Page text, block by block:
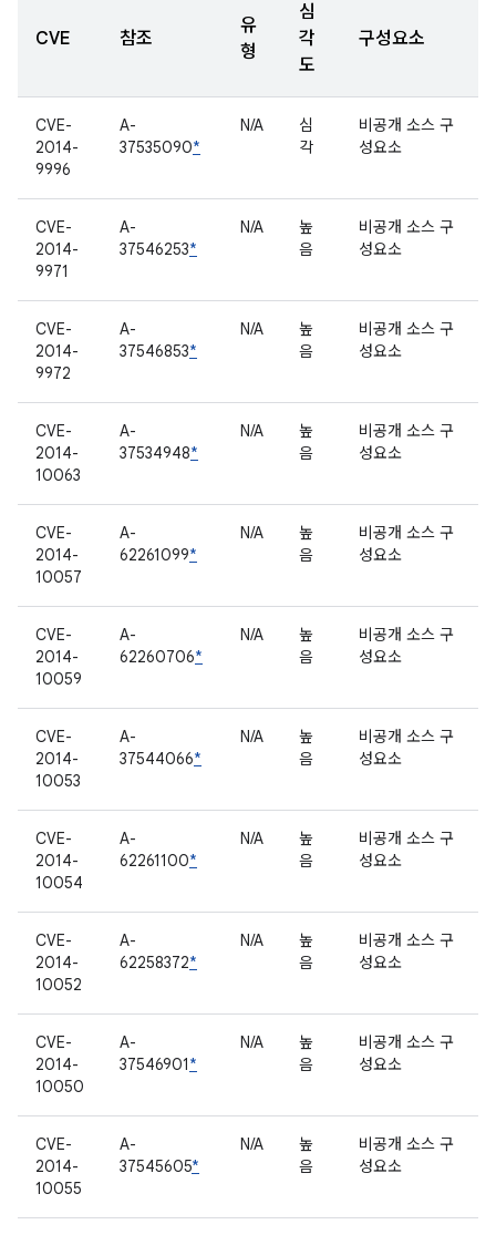
CVE 참조
유
형
심
각
도
구성요소
CVE-
2014-
9996
A-
37535090*
N/A
심
각
비공개 소스 구
성요소
CVE-
2014-
9971
A-
37546253*
N/A
높
음
비공개 소스 구
성요소
CVE-
2014-
9972
A-
37546853*
N/A
높
음
비공개 소스 구
성요소
CVE-
2014-
10063
A-
37534948*
N/A
높
음
비공개 소스 구
성요소
CVE-
2014-
10057
A-
62261099*
N/A
높
음
비공개 소스 구
성요소
CVE-
2014-
10059
A-
62260706*
N/A
높
음
비공개 소스 구
성요소
CVE-
2014-
10053
A-
37544066*
N/A
높
음
비공개 소스 구
성요소
CVE-
2014-
10054
A-
62261100*
N/A
높
음
비공개 소스 구
성요소
CVE-
2014-
10052
A-
62258372*
N/A
높
음
비공개 소스 구
성요소
CVE-
2014-
10050
A-
37546901*
N/A
높
음
비공개 소스 구
성요소
CVE-
2014-
10055
A-
37545605*
N/A
높
음
비공개 소스 구
성요소